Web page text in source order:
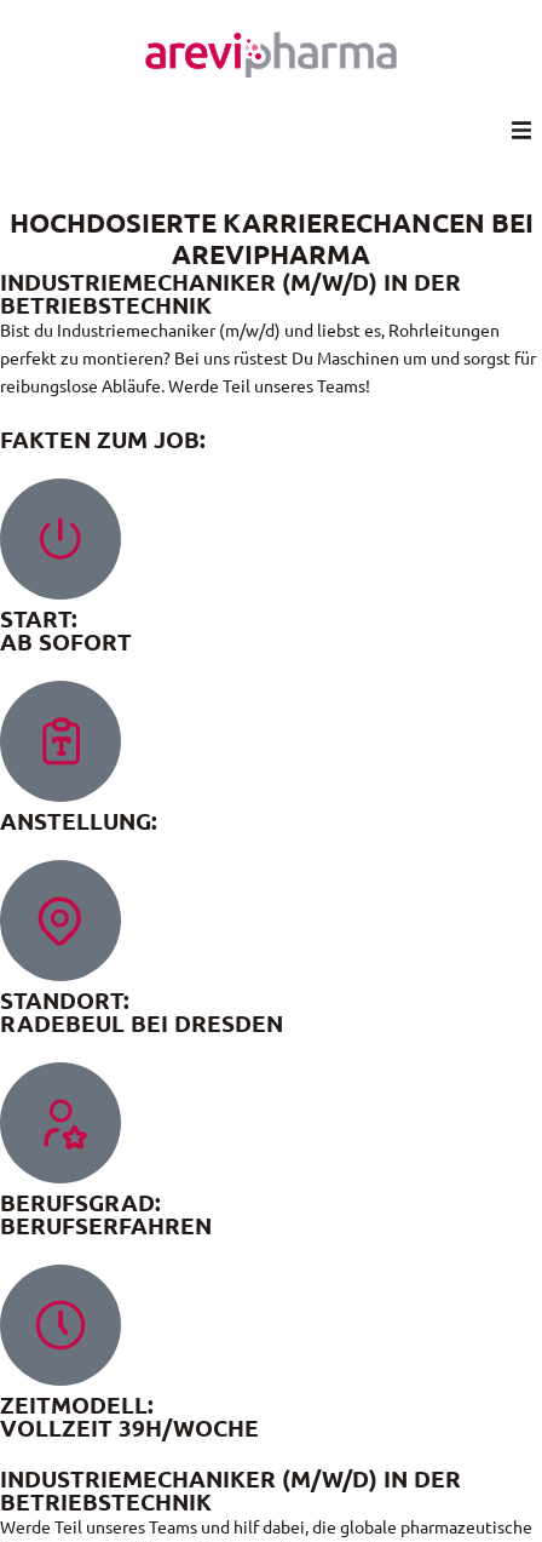
HOCHDOSIERTE KARRIERECHANCEN BEI
AREVIPHARMA
INDUSTRIEMECHANIKER (M/W/D) IN DER
BETRIEBSTECHNIK
Bist du Industriemechaniker (m/w/d) und liebst es, Rohrleitungen
perfekt zu montieren? Bei uns rüstest Du Maschinen um und sorgst für
reibungslose Abläufe. Werde Teil unseres Teams!
FAKTEN ZUM JOB:
START:
AB SOFORT
ANSTELLUNG:
STANDORT:
RADEBEUL BEI DRESDEN
BERUFSGRAD:
BERUFSERFAHREN
ZEITMODELL:
VOLLZEIT 39H/WOCHE
INDUSTRIEMECHANIKER (M/W/D) IN DER
BETRIEBSTECHNIK
Werde Teil unseres Teams und hilf dabei, die globale pharmazeutische